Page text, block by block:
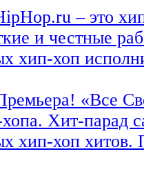
– это
и честные
хип-хоп
«Все
хопа. Хит-парад
хип-хоп хитов.